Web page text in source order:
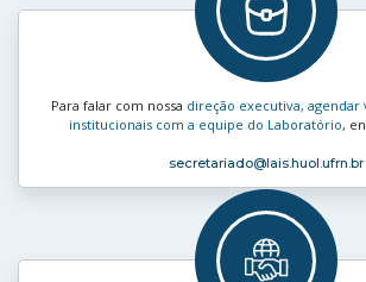
Para falar com nossa direção executiva, agendar
institucionais com a equipe do Laboratório,
secretariado@lais.huol.ufrn.br